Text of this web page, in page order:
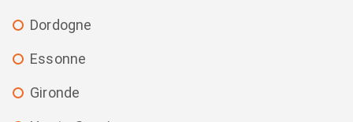
Dordogne
Essonne
Gironde